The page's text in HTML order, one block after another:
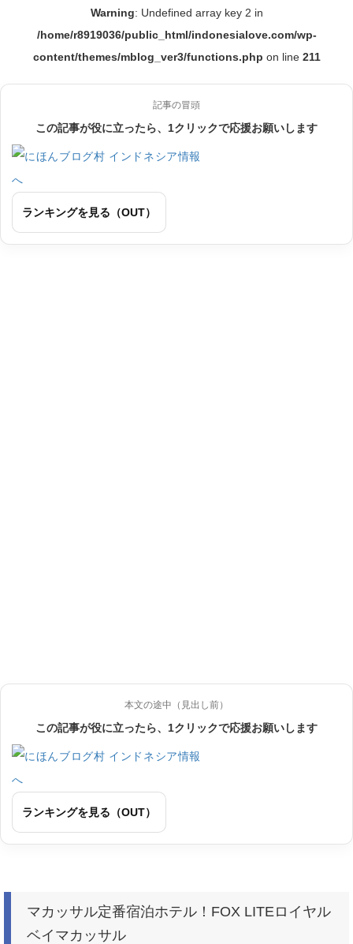
Warning: Undefined array key 2 in
/home/r8919036/public_html/indonesialove.com/wp-
content/themes/mblog_ver3/functions.php on line 211
記事の冒頭
この記事が役に立ったら、1クリックで応援お願いします
ランキングを見る（OUT）
本文の途中（見出し前）
この記事が役に立ったら、1クリックで応援お願いします
ランキングを見る（OUT）
マカッサル定番宿泊ホテル！FOX LITEロイヤル
ベイマカッサル